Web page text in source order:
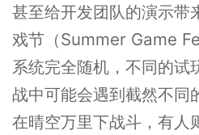
甚至给开发团队的演示带
戏节（Summer Game
系统完全随机，不同的试
战中可能会遇到截然不
在晴空万里下战斗，有人